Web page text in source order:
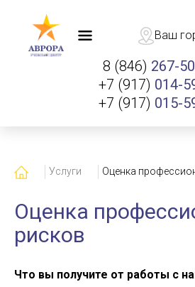
Ваш
8 (846) 267-
+7 (917) 014-
+7 (917) 015-
ГлавнаяУслуги Оценка
Оценка
рисков
Что вы получите от работы с